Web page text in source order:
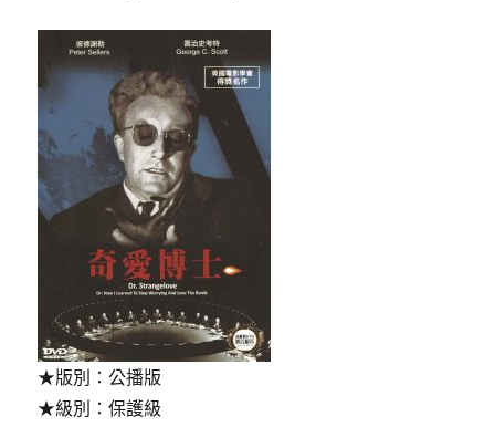
★版別：公播版
★級別：保護級